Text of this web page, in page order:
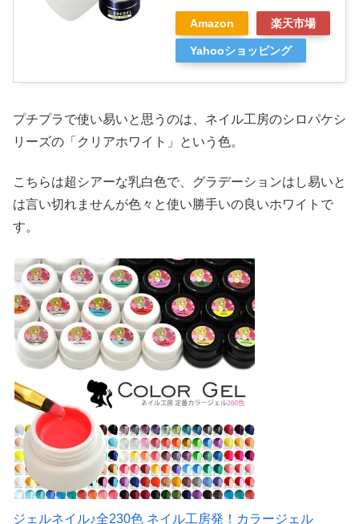
Amazon 楽天市場
Yahooショッピング
プチプラで使い易いと思うのは、ネイル工房のシロパケシ
リーズの「クリアホワイト」という色。
こちらは超シアーな乳白色で、グラデーションはし易いと
は言い切れませんが色々と使い勝手いの良いホワイトで
す。
ジェルネイル♪全230色 ネイル工房発！カラージェル